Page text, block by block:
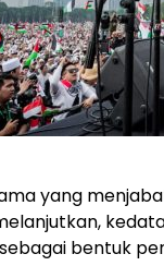
yang
bentuk